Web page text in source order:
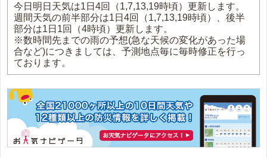
今日明日天気は1日4回（1,7,13,19時頃）更新します。
週間天気の前半部分は1日4回（1,7,13,19時頃）、後半
部分は1日1回（4時頃）更新します。
※数時間先までの雨の予想(急な天候の変化があった場
合など)につきましては、予測地点毎に毎時修正を行っ
ております。